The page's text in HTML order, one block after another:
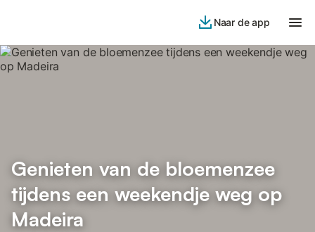
Naar de app
Genieten van de bloemenzee
tijdens een weekendje weg op
Madeira